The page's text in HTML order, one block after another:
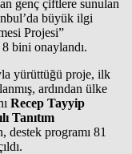
genç çiftlere sunulan
büyük ilgi
Projesi”
bini onaylandı.
yürüttüğü proje, ilk
ardından ülke
Recep Tayyip
Tanıtım
destek programı 81